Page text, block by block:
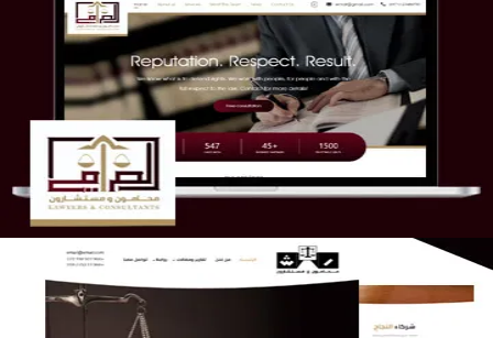
موقع الصرامي للمحاماة
التفاصيل